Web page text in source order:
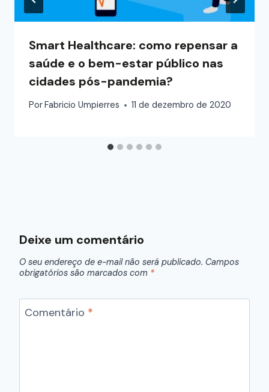
Smart Healthcare: como repensar a
saúde e o bem-estar público nas
cidades pós-pandemia?
PorFabricio Umpierres 11 de dezembro de 2020
Deixe um comentário
O seu endereço de e-mail não será publicado. Campos
obrigatórios são marcados com *
Comentário *